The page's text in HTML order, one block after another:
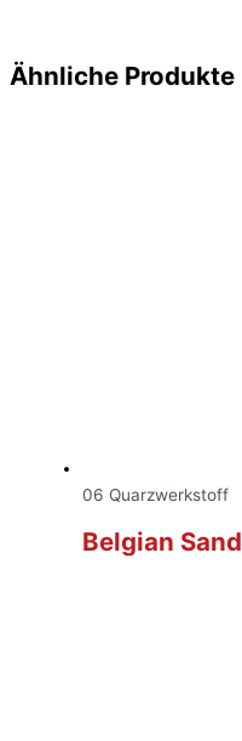
Ähnliche Produkte
06 Quarzwerkstoff
Belgian Sand